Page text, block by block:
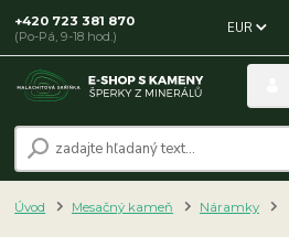
EUR
+420 723 381 870
(Po-Pá, 9-18 hod.)
Úvod Mesačný kameň Náramky